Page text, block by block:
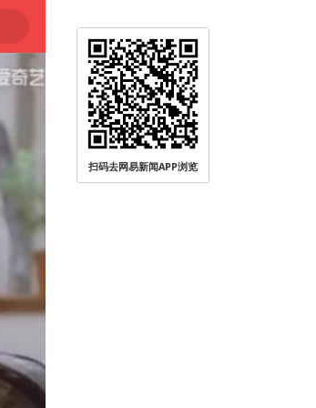
扫码去网易新闻APP浏览